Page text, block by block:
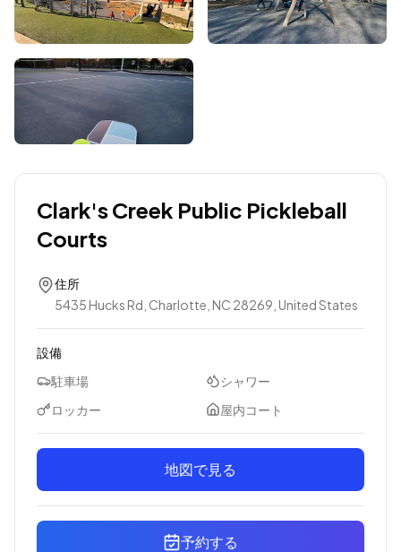
Clark's Creek Public Pickleball
Courts
住所
5435 Hucks Rd, Charlotte, NC 28269, United States
設備
駐車場
シャワー
ロッカー
屋内コート
地図で見る
予約する